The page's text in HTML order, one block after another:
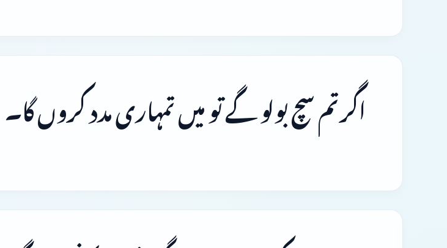
اگر تم سچ بولو گے تو میں تمہاری مدد کروں گا۔